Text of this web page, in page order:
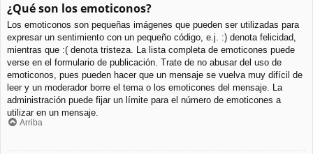
¿Qué son los emoticonos?
Los emoticonos son pequeñas imágenes que pueden ser utilizadas para
expresar un sentimiento con un pequeño código, e.j. :) denota felicidad,
mientras que :( denota tristeza. La lista completa de emoticones puede
verse en el formulario de publicación. Trate de no abusar del uso de
emoticonos, pues pueden hacer que un mensaje se vuelva muy difícil de
leer y un moderador borre el tema o los emoticones del mensaje. La
administración puede fijar un límite para el número de emoticones a
utilizar en un mensaje.
Arriba